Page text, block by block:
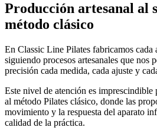
Producción artesanal al
método clásico
En Classic Line Pilates fabricamos
siguiendo procesos artesanales que nos
precisión cada medida, cada ajuste y
Este nivel de atención es imprescindible
al método Pilates clásico, donde las
movimiento y la respuesta del aparato
calidad de la práctica.